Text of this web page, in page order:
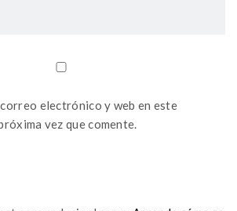
electrónico y web en este
vez que comente.